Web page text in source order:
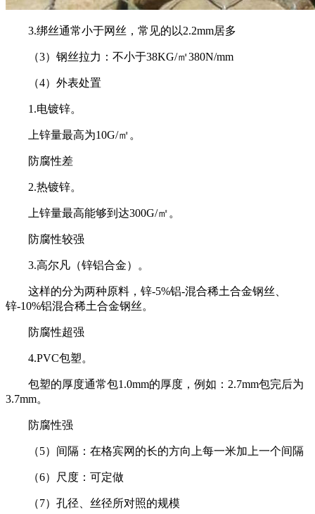
3.绑丝通常小于网丝，常见的以2.2mm居多
（3）钢丝拉力：不小于38KG/㎡380N/mm
（4）外表处置
1.电镀锌。
上锌量最高为10G/㎡。
防腐性差
2.热镀锌。
上锌量最高能够到达300G/㎡。
防腐性较强
3.高尔凡（锌铝合金）。
这样的分为两种原料，锌-5%铝-混合稀土合金钢丝、
锌-10%铝混合稀土合金钢丝。
防腐性超强
4.PVC包塑。
包塑的厚度通常包1.0mm的厚度，例如：2.7mm包完后为
3.7mm。
防腐性强
（5）间隔：在格宾网的长的方向上每一米加上一个间隔
（6）尺度：可定做
（7）孔径、丝径所对照的规模